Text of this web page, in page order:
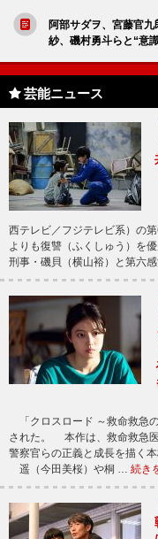
阿部サダヲ、宮藤官
紗、磯村勇斗らと“意
芸能ニュース
西テレビ／フジテレビ系）の
よりも復讐（ふくしゅう）を
刑事・磯貝（横山裕）と第六
「クロスロード ～救命救急
された。 本作は、救命救急医
警察官らの正義と成長を描く
遥（今田美桜）や桐 … 続き